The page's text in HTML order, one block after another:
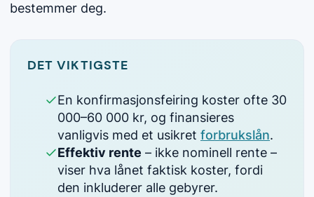
bestemmer deg.
DET VIKTIGSTE
En konfirmasjonsfeiring koster ofte 30
000–60 000 kr, og finansieres
vanligvis med et usikret forbrukslån.
Effektiv rente – ikke nominell rente –
viser hva lånet faktisk koster, fordi
den inkluderer alle gebyrer.